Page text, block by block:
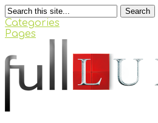
Search
Categories
Pages